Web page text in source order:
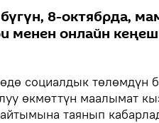
8-октябрда,
менен онлайн
социалдык төлөмдүн
өкмөттүн маалымат
таянып